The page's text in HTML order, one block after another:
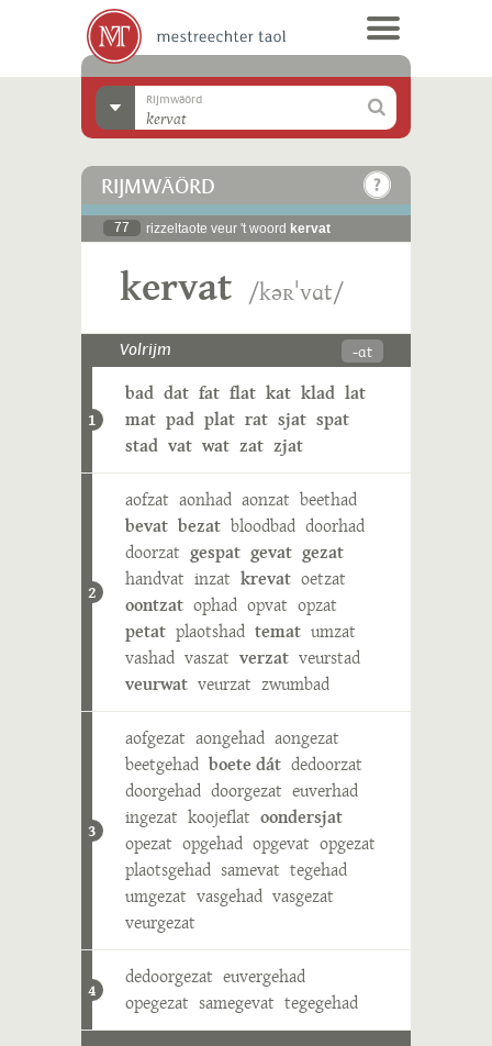
Rijmwäörd
RIJMWÄÖRD
77 rizzeltaote veur 't woord kervat
kervat /kəʀˈvɑt/
Volrijm -ɑt
1
bad dat fat flat kat klad lat
mat pad plat rat sjat spat
stad vat wat zat zjat
2
aofzat aonhad aonzat beethad
bevat bezat bloodbad doorhad
doorzat gespat gevat gezat
handvat inzat krevat oetzat
oontzat ophad opvat opzat
petat plaotshad temat umzat
vashad vaszat verzat veurstad
veurwat veurzat zwumbad
3
aofgezat aongehad aongezat
beetgehad boete dát dedoorzat
doorgehad doorgezat euverhad
ingezat koojeflat oondersjat
opezat opgehad opgevat opgezat
plaotsgehad samevat tegehad
umgezat vasgehad vasgezat
veurgezat
4
dedoorgezat euvergehad
opegezat samegevat tegegehad